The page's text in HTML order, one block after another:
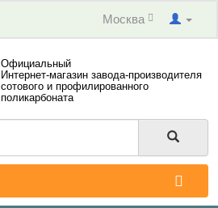
Москва
Официальный
Интернет-магазин завода-производителя
сотового и профилированного
поликарбоната